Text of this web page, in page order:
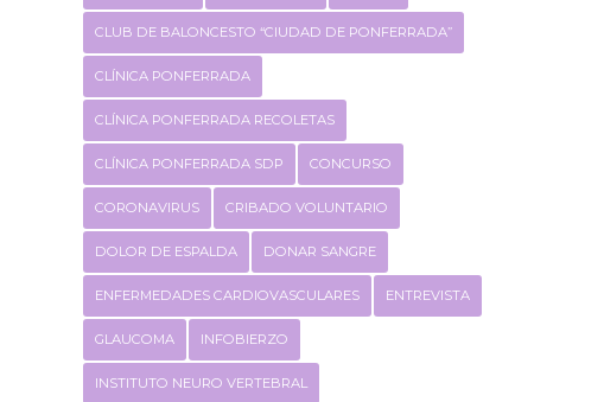
CLUB DE BALONCESTO “CIUDAD DE PONFERRADA”
CLÍNICA PONFERRADA
CLÍNICA PONFERRADA RECOLETAS
CLÍNICA PONFERRADA SDP CONCURSO
CORONAVIRUS CRIBADO VOLUNTARIO
DOLOR DE ESPALDA DONAR SANGRE
ENFERMEDADES CARDIOVASCULARES ENTREVISTA
GLAUCOMA INFOBIERZO
INSTITUTO NEURO VERTEBRAL